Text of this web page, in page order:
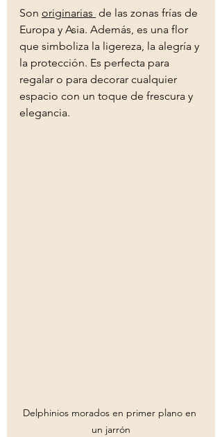
Son originarias de las zonas frías de
Europa y Asia. Además, es una flor
que simboliza la ligereza, la alegría y
la protección. Es perfecta para
regalar o para decorar cualquier
espacio con un toque de frescura y
elegancia.
Delphinios morados en primer plano en
un jarrón